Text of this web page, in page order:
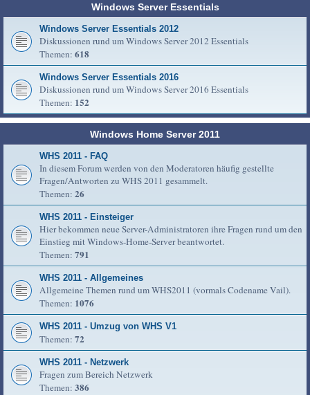
Windows Server Essentials
Windows Server Essentials 2012
Diskussionen rund um Windows Server 2012 Essentials
Themen: 618
Windows Server Essentials 2016
Diskussionen rund um Windows Server 2016 Essentials
Themen: 152
Windows Home Server 2011
WHS 2011 - FAQ
In diesem Forum werden von den Moderatoren häufig gestellte
Fragen/Antworten zu WHS 2011 gesammelt.
Themen: 26
WHS 2011 - Einsteiger
Hier bekommen neue Server-Administratoren ihre Fragen rund um den
Einstieg mit Windows-Home-Server beantwortet.
Themen: 791
WHS 2011 - Allgemeines
Allgemeine Themen rund um WHS2011 (vormals Codename Vail).
Themen: 1076
WHS 2011 - Umzug von WHS V1
Themen: 72
WHS 2011 - Netzwerk
Fragen zum Bereich Netzwerk
Themen: 386